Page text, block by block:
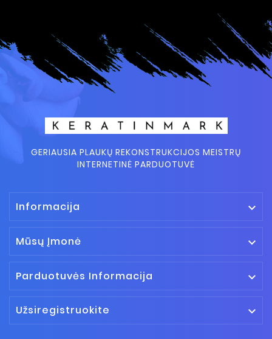
GERIAUSIA PLAUKŲ REKONSTRUKCIJOS MEISTRŲ
INTERNETINĖ PARDUOTUVĖ
Informacija 
Mūsų Įmonė 
Parduotuvės Informacija 
Užsiregistruokite 